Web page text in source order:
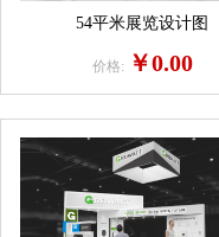
54平米展览设计图
价格: ￥0.00